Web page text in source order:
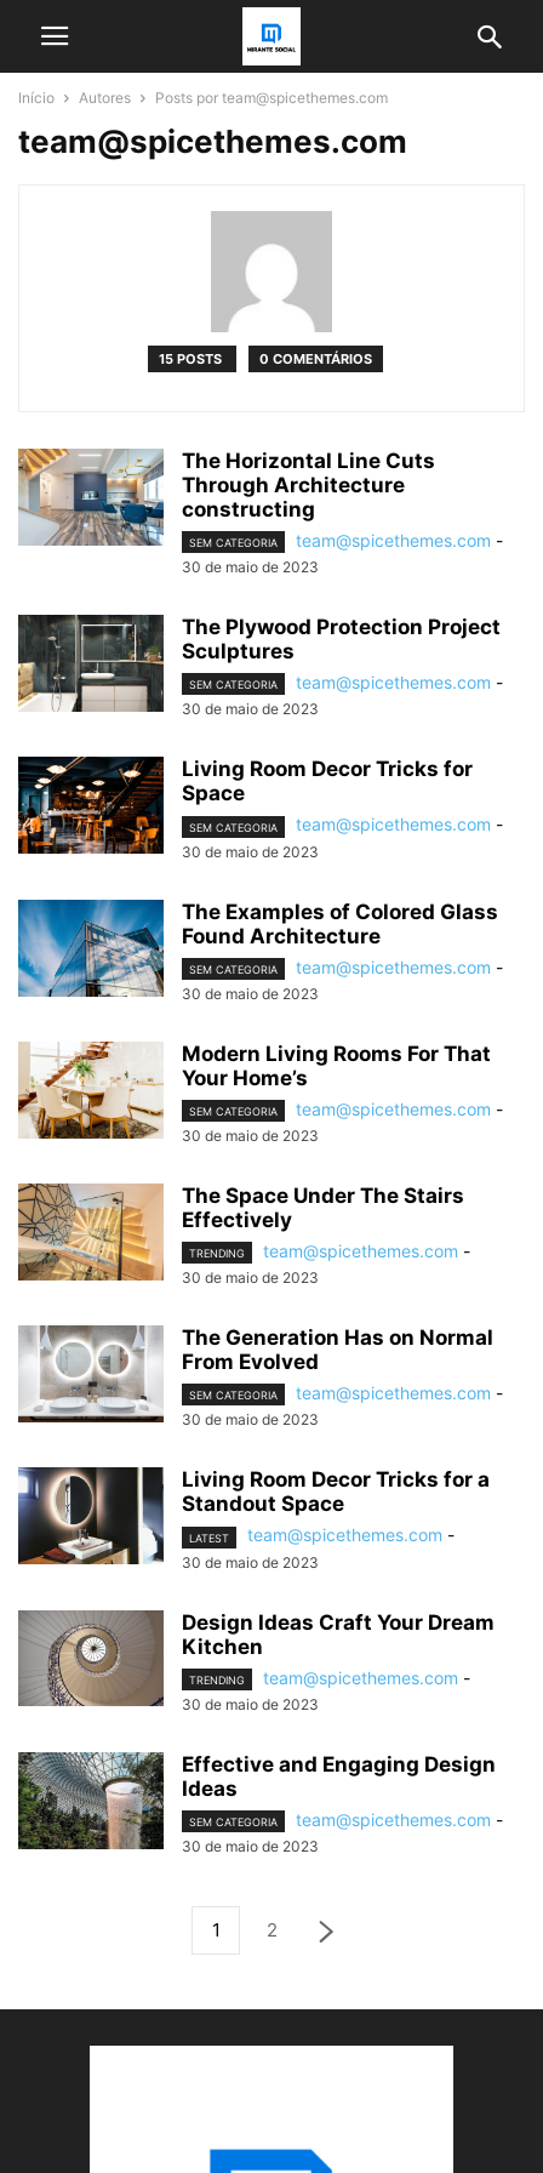
Início Autores Posts por team@spicethemes.com
team@spicethemes.com
15 POSTS 0 COMENTÁRIOS
The Horizontal Line Cuts
Through Architecture
constructing
SEM CATEGORIA team@spicethemes.com -
30 de maio de 2023
The Plywood Protection Project
Sculptures
SEM CATEGORIA team@spicethemes.com -
30 de maio de 2023
Living Room Decor Tricks for
Space
SEM CATEGORIA team@spicethemes.com -
30 de maio de 2023
The Examples of Colored Glass
Found Architecture
SEM CATEGORIA team@spicethemes.com -
30 de maio de 2023
Modern Living Rooms For That
Your Home’s
SEM CATEGORIA team@spicethemes.com -
30 de maio de 2023
The Space Under The Stairs
Effectively
TRENDING team@spicethemes.com -
30 de maio de 2023
The Generation Has on Normal
From Evolved
SEM CATEGORIA team@spicethemes.com -
30 de maio de 2023
Living Room Decor Tricks for a
Standout Space
LATEST team@spicethemes.com -
30 de maio de 2023
Design Ideas Craft Your Dream
Kitchen
TRENDING team@spicethemes.com -
30 de maio de 2023
Effective and Engaging Design
Ideas
SEM CATEGORIA team@spicethemes.com -
30 de maio de 2023
1 2